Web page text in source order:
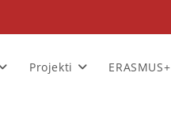
Projekti ERASMUS+